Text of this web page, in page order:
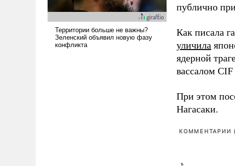
публично
Как писала
уличила
ядерной
вассалом
При этом
Нагасаки.
КОММЕНТАРИИ